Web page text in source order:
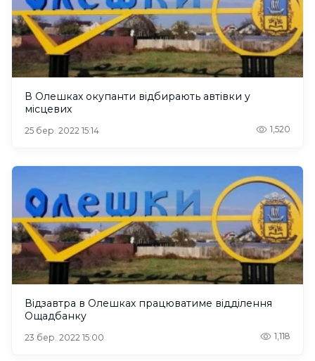
В Олешках окупанти відбирають автівки у
місцевих
25 бер. 2022 15:14 1,520
Відзавтра в Олешках працюватиме відділення
Ощадбанку
23 бер. 2022 15:00 1,118